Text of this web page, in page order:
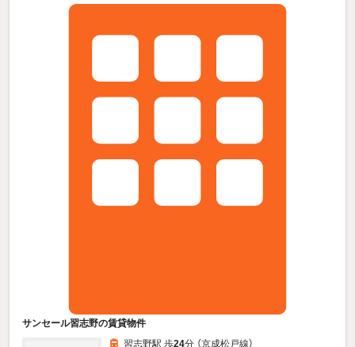
サンセール習志野の賃貸物件
習志野駅 歩24分 （京成松戸線）